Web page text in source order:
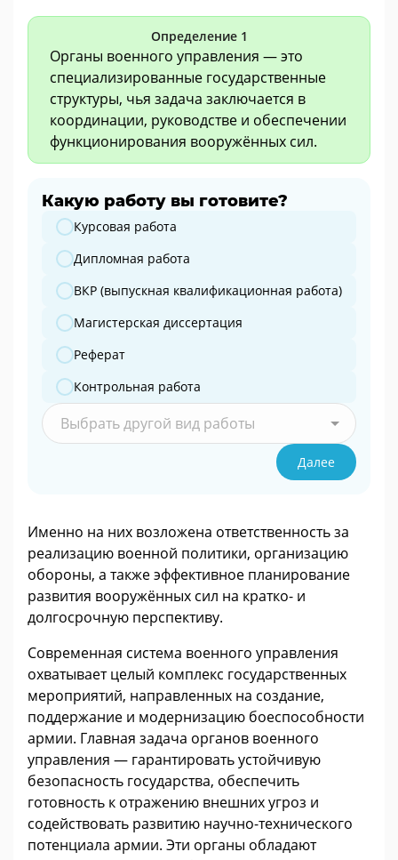
Определение 1
Органы военного управления — это
специализированные государственные
структуры, чья задача заключается в
координации, руководстве и обеспечении
функционирования вооружённых сил.
Какую работу вы готовите?
Какую работу вы готовите?
Курсовая работа
Дипломная работа
ВКР (выпускная квалификационная работа)
Магистерская диссертация
Реферат
Контрольная работа
Выбрать другой вид работы
Далее
Именно на них возложена ответственность за
реализацию военной политики, организацию
обороны, а также эффективное планирование
развития вооружённых сил на кратко- и
долгосрочную перспективу.
Современная система военного управления
охватывает целый комплекс государственных
мероприятий, направленных на создание,
поддержание и модернизацию боеспособности
армии. Главная задача органов военного
управления — гарантировать устойчивую
безопасность государства, обеспечить
готовность к отражению внешних угроз и
содействовать развитию научно-технического
потенциала армии. Эти органы обладают